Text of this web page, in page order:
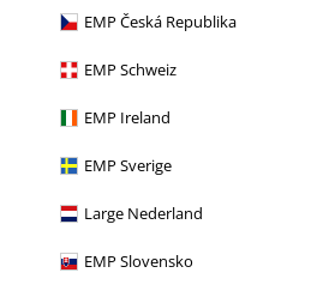
EMP Česká Republika
EMP Schweiz
EMP Ireland
EMP Sverige
Large Nederland
EMP Slovensko
Viana Woman's Dress